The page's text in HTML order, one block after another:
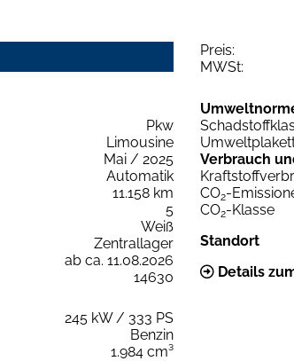
Preis:
MWSt:
Pkw
Limousine
Mai / 2025
Automatik
11.158 km
5
Weiß
Zentrallager
ab ca. 11.08.2026
14630
245 kW / 333 PS
Benzin
1.984 cm³
Verbrauch
CO2-
CO2-Klasse
Standort
Details